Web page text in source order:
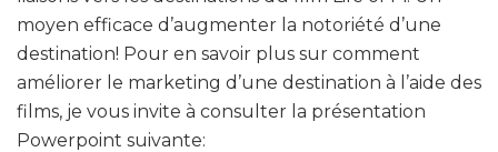
moyen efficace d’augmenter la notoriété d’une
destination! Pour en savoir plus sur comment
améliorer le marketing d’une destination à l’aide des
films, je vous invite à consulter la présentation
Powerpoint suivante: